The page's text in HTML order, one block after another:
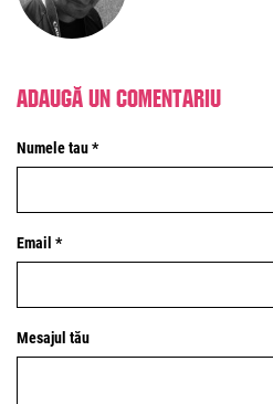
Adaugă un comentariu
Numele tau *
Email *
Mesajul tău